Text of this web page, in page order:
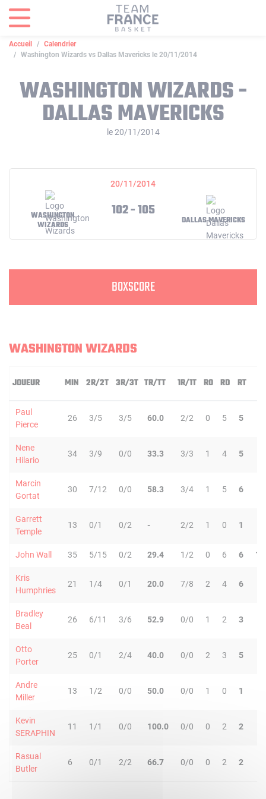
Accueil
Calendrier
Washington Wizards vs Dallas Mavericks le 20/11/2014
WASHINGTON WIZARDS -
DALLAS MAVERICKS
le 20/11/2014
20/11/2014
WASHINGTON
WIZARDS
102 - 105
DALLAS MAVERICKS
BOXSCORE
WASHINGTON WIZARDS
JOUEUR MIN 2R/2T 3R/3T TR/TT 1R/1T RO RD RT
Paul
Pierce
26 3/5 3/5 60.0 2/2 0 5 5
Nene
Hilario
34 3/9 0/0 33.3 3/3 1 4 5
Marcin
Gortat
30 7/12 0/0 58.3 3/4 1 5 6
Garrett
Temple
13 0/1 0/2 - 2/2 1 0 1
John Wall 35 5/15 0/2 29.4 1/2 0 6 6 11
Kris
Humphries
21 1/4 0/1 20.0 7/8 2 4 6
Bradley
Beal
26 6/11 3/6 52.9 0/0 1 2 3
Otto
Porter
25 0/1 2/4 40.0 0/0 2 3 5
Andre
Miller
13 1/2 0/0 50.0 0/0 1 0 1
Kevin
SERAPHIN
11 1/1 0/0 100.0 0/0 0 2 2
Rasual
Butler
6 0/1 2/2 66.7 0/0 0 2 2
Panneau de gestion des cookies